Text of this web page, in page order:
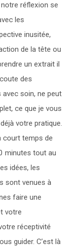
réflexion se
les
inusitée,
de la tête ou
un extrait il
des
soin, ne peut
ce que je vous
votre pratique.
court temps de
minutes tout au
idées, les
sont venues à
faire une
votre
réceptivité
guider. C’est là